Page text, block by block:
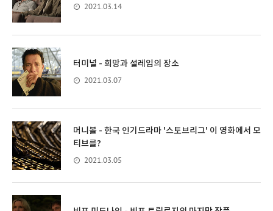
2021.03.14
터미널 - 희망과 설레임의 장소
2021.03.07
머니볼 - 한국 인기드라마 '스토브리그' 이 영화에서 모
티브를?
2021.03.05